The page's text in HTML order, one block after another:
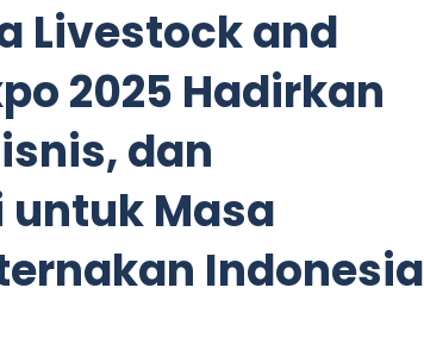
Livestock and
2025 Hadirkan
dan
untuk Masa
Indonesia